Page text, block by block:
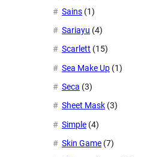
Sains (1)
Sariayu (4)
Scarlett (15)
Sea Make Up (1)
Seca (3)
Sheet Mask (3)
Simple (4)
Skin Game (7)